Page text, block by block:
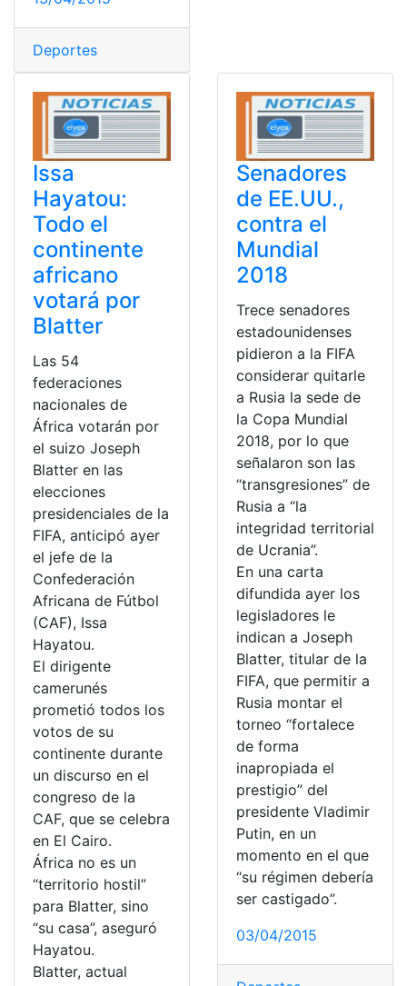
Deportes
Issa
Hayatou:
Todo el
continente
africano
votará por
Blatter
Las 54
federaciones
nacionales de
África votarán por
el suizo Joseph
Blatter en las
elecciones
presidenciales de la
FIFA, anticipó ayer
el jefe de la
Confederación
Africana de Fútbol
(CAF), Issa
Hayatou.
El dirigente
camerunés
prometió todos los
votos de su
continente durante
un discurso en el
congreso de la
CAF, que se celebra
en El Cairo.
África no es un
“territorio hostil”
para Blatter, sino
“su casa”, aseguró
Hayatou.
Blatter, actual
Senadores
de EE.UU.,
contra el
Mundial
2018
Trece senadores
estadounidenses
pidieron a la FIFA
considerar quitarle
a Rusia la sede de
la Copa Mundial
2018, por lo que
señalaron son las
“transgresiones” de
Rusia a “la
integridad territorial
de Ucrania”.
En una carta
difundida ayer los
legisladores le
indican a Joseph
Blatter, titular de la
FIFA, que permitir a
Rusia montar el
torneo “fortalece
de forma
inapropiada el
prestigio” del
presidente Vladimir
Putin, en un
momento en el que
“su régimen debería
ser castigado”.
03/04/2015